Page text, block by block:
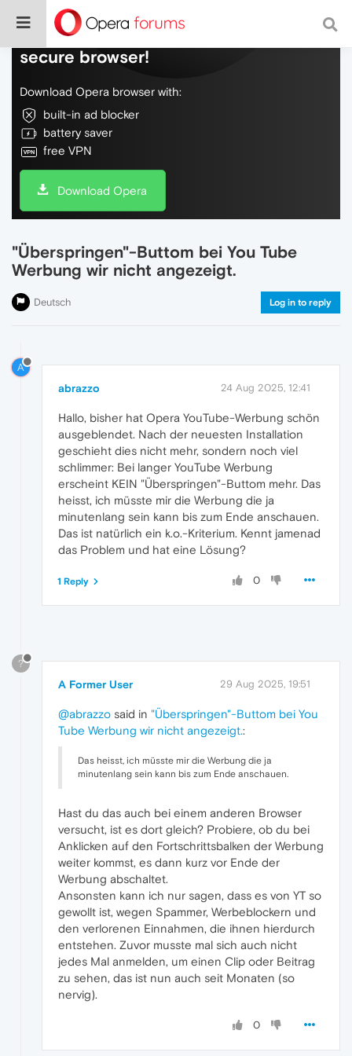
Do more on the web, with a fast and
secure browser!
Download Opera browser with:
built-in ad blocker
battery saver
free VPN
Download Opera
"Überspringen"-Buttom bei You Tube
Werbung wir nicht angezeigt.
Deutsch Log in to reply
A
abrazzo 24 Aug 2025, 12:41
Hallo, bisher hat Opera YouTube-Werbung schön
ausgeblendet. Nach der neuesten Installation
geschieht dies nicht mehr, sondern noch viel
schlimmer: Bei langer YouTube Werbung
erscheint KEIN "Überspringen"-Buttom mehr. Das
heisst, ich müsste mir die Werbung die ja
minutenlang sein kann bis zum Ende anschauen.
Das ist natürlich ein k.o.-Kriterium. Kennt jamenad
das Problem und hat eine Lösung?
0
1 Reply
?
A Former User 29 Aug 2025, 19:51
@abrazzo said in "Überspringen"-Buttom bei You
Tube Werbung wir nicht angezeigt.:
Das heisst, ich müsste mir die Werbung die ja
minutenlang sein kann bis zum Ende anschauen.
Hast du das auch bei einem anderen Browser
versucht, ist es dort gleich? Probiere, ob du bei
Anklicken auf den Fortschrittsbalken der Werbung
weiter kommst, es dann kurz vor Ende der
Werbung abschaltet.
Ansonsten kann ich nur sagen, dass es von YT so
gewollt ist, wegen Spammer, Werbeblockern und
den verlorenen Einnahmen, die ihnen hierdurch
entstehen. Zuvor musste mal sich auch nicht
jedes Mal anmelden, um einen Clip oder Beitrag
zu sehen, das ist nun auch seit Monaten (so
nervig).
0